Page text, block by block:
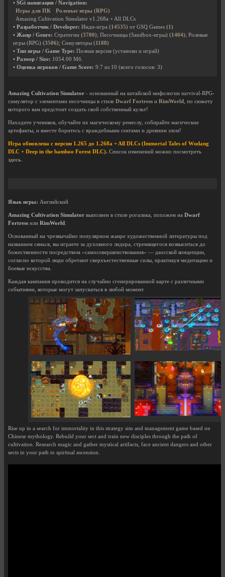
• SGi навигация / Navigation:
Игры для ПК
Ролевые игры (RPG)
Amazing Cultivation Simulator v1.268a + All DLCs
• Разработчик / Developer: Инди-игра (14535) от GSQ Games (1)
• Жанр / Genre: Стратегии (3780); Песочницы (Sandbox-игры) (1404); Ролевые
игры (RPG) (3506); Симуляторы (1188)
• Тип игры / Game Type: Полная версия (установи и играй)
• Размер / Size: 1054.00 Мб.
• Оценка игроков / Game Score: 9.7 из 10 (всего голосов: 3)
Amazing Cultivation Simulator - основанный на китайской мифологии survival-RPG-
симулятор с элементами песочницы в стиле Dwarf Fortress и RimWorld, по сюжету
которого вам предстоит создать свой собственный культ!
Находите учеников, обучайте их магическому ремеслу, собирайте магические
артефакты, и вместе боритесь с враждебными сектами и древним злом!
Игра обновлена с версии 1.265 до 1.268a + All DLCs (Immortal Tales of Wudang
DLC + Deep in the bamboo Forest DLC). Список изменений можно посмотреть
здесь.
Язык игры: Английский
Amazing Cultivation Simulator выполнен в стиле рогалика, похожем на Dwarf
Fortress или RimWorld.
Основанный на чрезвычайно популярном жанре художественной литературы под
названием сянься, вы играете за духовного лидера, стремящегося возвыситься до
божественности посредством «самосовершенствования» — даосской концепции,
согласно которой люди обретают сверхъестественные силы, практикуя медитацию и
боевые искусства.
Каждая кампания проводится на случайно сгенерированной карте с различными
событиями, которые могут запускаться в любой момент.
Rise up in a search for immortality in this strategy sim and management game based on
Chinese mythology. Rebuild your sect and train new disciples through the path of
cultivation. Research magic and gather mystical artifacts, face ancient dangers and other
sects in your path to spiritual ascension.